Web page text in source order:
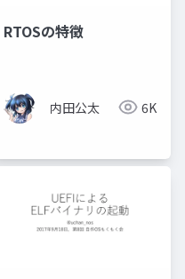
RTOSの特徴
内田公太 6K